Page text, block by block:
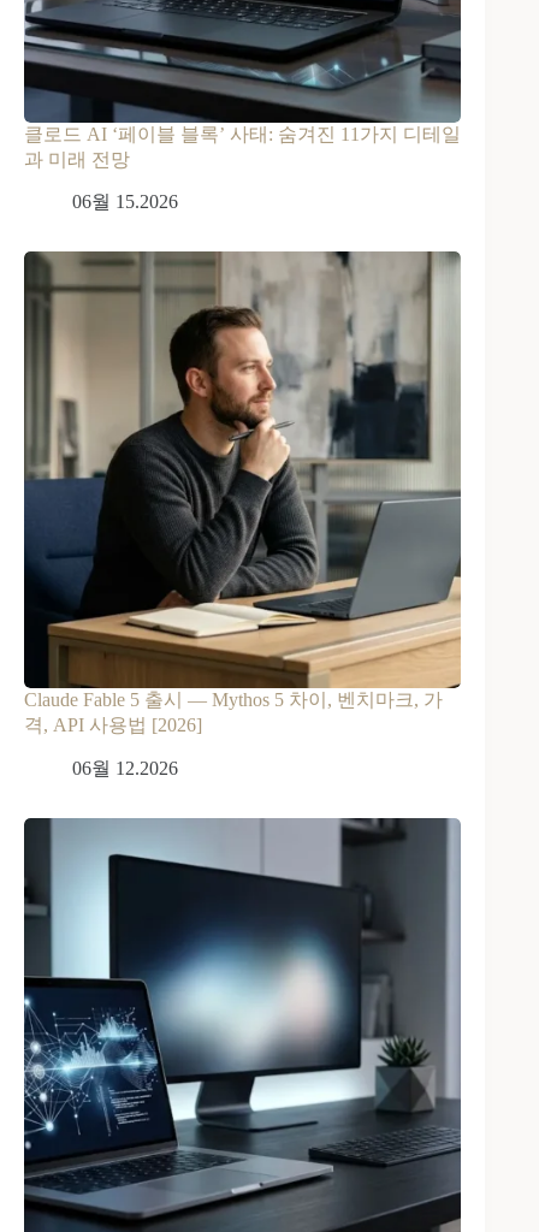
클로드 AI ‘페이블 블록’ 사태: 숨겨진 11가지 디테일
과 미래 전망
06월 15.2026
Claude Fable 5 출시 — Mythos 5 차이, 벤치마크, 가
격, API 사용법 [2026]
06월 12.2026